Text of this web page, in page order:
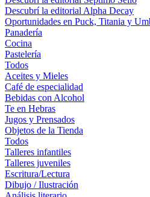
Descubrí la editorial Alpha Decay
Oportunidades en Puck, Titania y
Panadería
Cocina
Pastelería
Todos
Aceites y Mieles
Café de especialidad
Bebidas con Alcohol
Te en Hebras
Jugos y Prensados
Objetos de la Tienda
Todos
Talleres infantiles
Talleres juveniles
Escritura/Lectura
Dibujo / Ilustración